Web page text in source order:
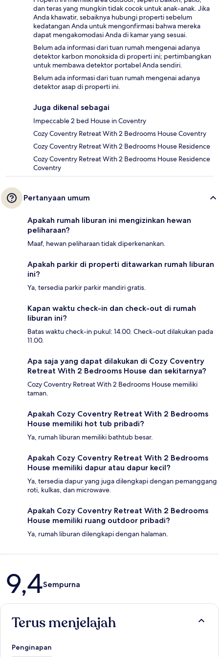
dan teras yang mungkin tidak cocok untuk anak-anak. Jika
Anda khawatir, sebaiknya hubungi properti sebelum
kedatangan Anda untuk mengonfirmasi bahwa mereka
dapat mengakomodasi Anda di kamar yang sesuai.
Belum ada informasi dari tuan rumah mengenai adanya
detektor karbon monoksida di properti ini; pertimbangkan
untuk membawa detektor portabel Anda sendiri.
Belum ada informasi dari tuan rumah mengenai adanya
detektor asap di properti ini.
Juga dikenal sebagai
Impeccable 2 bed House in Coventry
Cozy Coventry Retreat With 2 Bedrooms House Coventry
Cozy Coventry Retreat With 2 Bedrooms House Residence
Cozy Coventry Retreat With 2 Bedrooms House Residence
Coventry
Pertanyaan umum
Apakah rumah liburan ini mengizinkan hewan
peliharaan?
Maaf, hewan peliharaan tidak diperkenankan.
Apakah parkir di properti ditawarkan rumah liburan
ini?
Ya, tersedia parkir parkir mandiri gratis.
Kapan waktu check-in dan check-out di rumah
liburan ini?
Batas waktu check-in pukul: 14.00. Check-out dilakukan pada
11.00.
Apa saja yang dapat dilakukan di Cozy Coventry
Retreat With 2 Bedrooms House dan sekitarnya?
Cozy Coventry Retreat With 2 Bedrooms House memiliki
taman.
Apakah Cozy Coventry Retreat With 2 Bedrooms
House memiliki hot tub pribadi?
Ya, rumah liburan memiliki bathtub besar.
Apakah Cozy Coventry Retreat With 2 Bedrooms
House memiliki dapur atau dapur kecil?
Ya, tersedia dapur yang juga dilengkapi dengan pemanggang
roti, kulkas, dan microwave.
Apakah Cozy Coventry Retreat With 2 Bedrooms
House memiliki ruang outdoor pribadi?
Ya, rumah liburan dilengkapi dengan halaman.
Ulasan
9,4Sempurna
Terus menjelajah
Penginapan